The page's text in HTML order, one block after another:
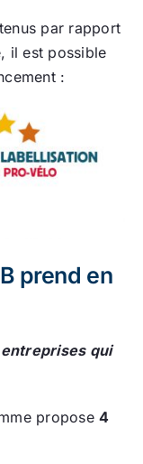
par rapport
il est possible
:
prend en
qui
propose4